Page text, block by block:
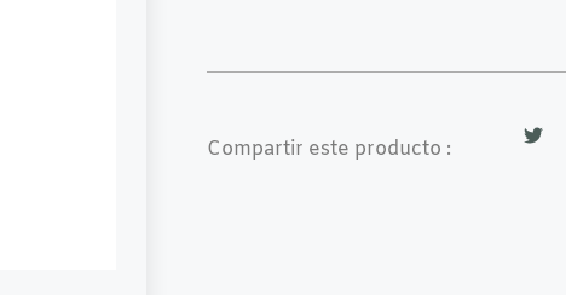
Compartir este producto :